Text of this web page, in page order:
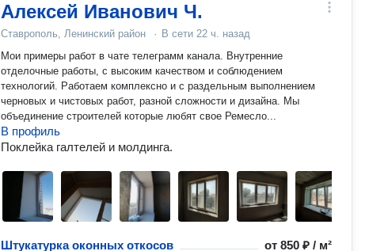
Алексей Иванович Ч.
Ставрополь, Ленинский район · В сети 22 ч. назад
Мои примеры работ в чате телеграмм канала. Внутренние
отделочные работы, с высоким качеством и соблюдением
технологий. Работаем комплексно и с раздельным выполнением
черновых и чистовых работ, разной сложности и дизайна. Мы
объединение строителей которые любят свое Ремесло...
В профиль
Поклейка галтелей и молдинга.
Штукатурка оконных откосов от850 ₽ / м²